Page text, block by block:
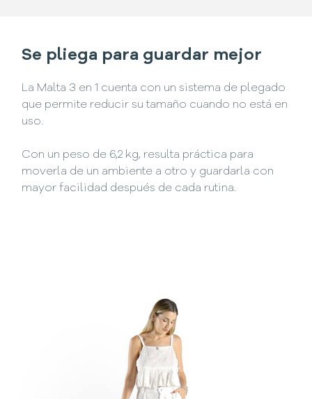
Se pliega para guardar mejor
La Malta 3 en 1 cuenta con un sistema de plegado
que permite reducir su tamaño cuando no está en
uso.
Con un peso de 6,2 kg, resulta práctica para
moverla de un ambiente a otro y guardarla con
mayor facilidad después de cada rutina.